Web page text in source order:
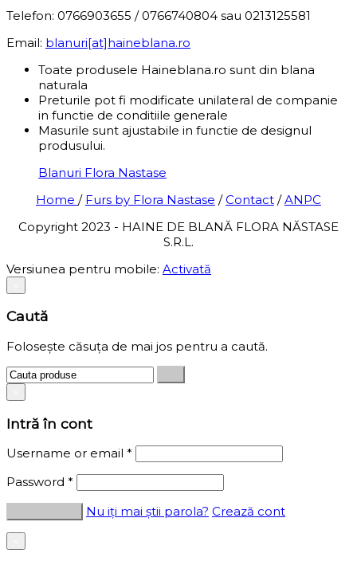
Telefon: 0766903655 / 0766740804 sau 0213125581
Email: blanuri[at]haineblana.ro
Toate produsele Haineblana.ro sunt din blana
naturala
Preturile pot fi modificate unilateral de companie
in functie de conditiile generale
Masurile sunt ajustabile in functie de designul
produsului.
Blanuri Flora Nastase
Home / Furs by Flora Nastase /Contact /ANPC
Copyright 2023 - HAINE DE BLANĂ FLORA NĂSTASE
S.R.L.
Versiunea pentru mobile: Activată
Caută
Folosește căsuța de mai jos pentru a caută.
Intră în cont
Username or email *
Password *
Nu iți mai știi parola? Crează cont